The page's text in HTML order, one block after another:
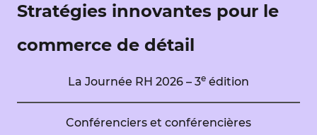
Stratégies innovantes pour le
commerce de détail
La Journée RH 2026 – 3e édition
Conférenciers et conférencières